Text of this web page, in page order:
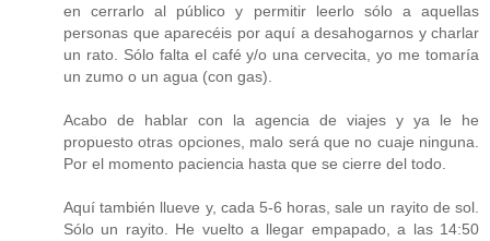
en cerrarlo al público y permitir leerlo sólo a aquellas
personas que aparecéis por aquí a desahogarnos y charlar
un rato. Sólo falta el café y/o una cervecita, yo me tomaría
un zumo o un agua (con gas).
Acabo de hablar con la agencia de viajes y ya le he
propuesto otras opciones, malo será que no cuaje ninguna.
Por el momento paciencia hasta que se cierre del todo.
Aquí también llueve y, cada 5-6 horas, sale un rayito de sol.
Sólo un rayito. He vuelto a llegar empapado, a las 14:50